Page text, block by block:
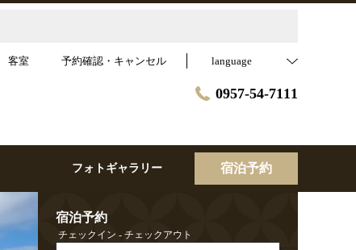
客室 予約確認・キャンセル language
0957-54-7111
フォトギャラリー 宿泊予約
宿泊予約
チェックイン - チェックアウト